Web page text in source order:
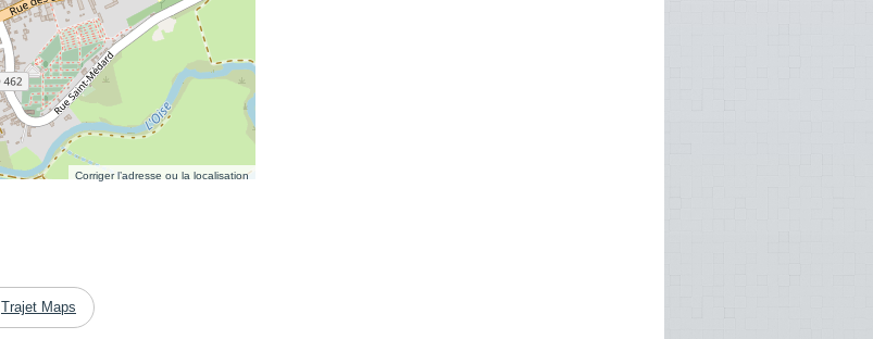
Corriger l’adresse ou la localisation
Trajet Maps